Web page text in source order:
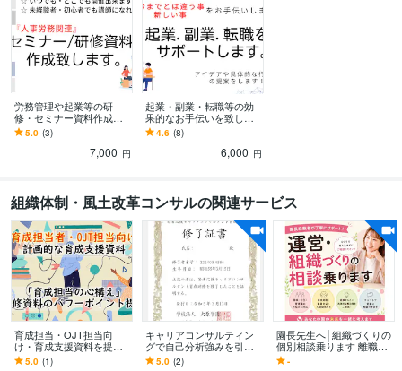
学習指導・資格・キャリア相談 20代～40代までの、「就職・転職相談」
転職 就職 人事労務 セミナー
労務管理や起業等の研
修・セミナー資料作成し
ます 初心者や未経験者で
も、セミナー等を開催出
5.0 (3)
7,000 円
起業・副業・転職等の効
果的なお手伝いを致しま
す 新しい事・初めての事
を行う方のサポートを致
4.6 (8)
6,000 円
組織体制・風土改革コンサルの関連サービス
育成担当・OJT担当向
け・育成支援資料を提供
します そのまま使える台
5.0 (1)
キャリアコンサルティン
グで自己分析強みを引出
します 商社営業出身のコ
5.0 (2)
園長先生へ│組織づくりの
個別相談乗ります 離職率
0%実現の園長経験者が辞
-